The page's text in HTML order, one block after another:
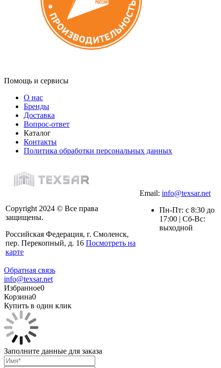
Помощь и сервисы
О нас
Бренды
Доставка
Вопрос-ответ
Каталог
Контакты
Политика обработки персональных данных
Copyright 2024 © Все права
защищены.
Российская Федерация, г. Смоленск,
пер. Перекопный, д. 16 Посмотреть на
карте
Email: info@texsar.net
Пн-Пт: с 8:30 до
17:00 | Сб-Вс:
выходной
Обратная связь
info@texsar.net
Избранное0
Корзина0
Купить в один клик
Заполните данные для заказа